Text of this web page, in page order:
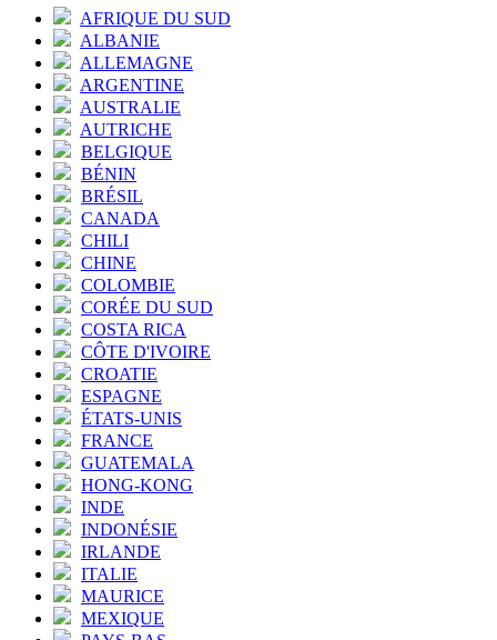
AFRIQUE DU SUD
ALBANIE
ALLEMAGNE
ARGENTINE
AUSTRALIE
AUTRICHE
BELGIQUE
BÉNIN
BRÉSIL
CANADA
CHILI
CHINE
COLOMBIE
CORÉE DU SUD
COSTA RICA
CÔTE D'IVOIRE
CROATIE
ESPAGNE
ÉTATS-UNIS
FRANCE
GUATEMALA
HONG-KONG
INDE
INDONÉSIE
IRLANDE
ITALIE
MAURICE
MEXIQUE